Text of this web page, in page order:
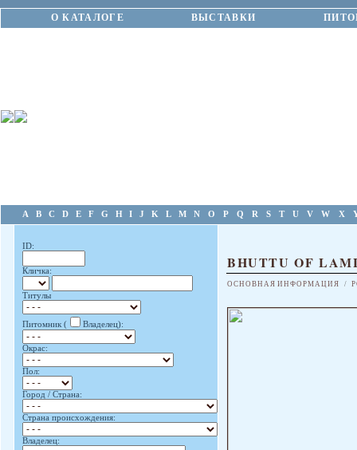
О КАТАЛОГЕ ВЫСТАВКИ
A B C D E F G H I J K L M N O P Q R S T U V W X
ID:
Кличка:
Титулы
Питомник ( Владелец):
Окрас:
Пол:
Город / Страна:
Страна происхождения:
Владелец:
BHUTTU OF
ОСНОВНАЯ ИНФОРМАЦИЯ /